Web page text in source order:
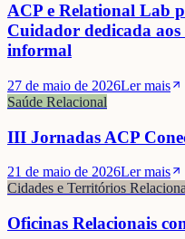
ACP e Relational Lab
Cuidador dedicada
informal
27 de maio de 2026Ler mais
Saúde Relacional
III Jornadas ACP
21 de maio de 2026Ler mais
Cidades e Territórios
Oficinas Relacionais